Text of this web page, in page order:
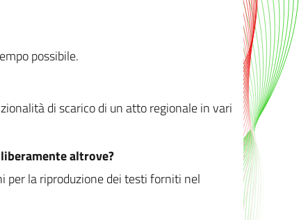
possibile.
di scarico di un atto regionale in vari
altrove?
per la riproduzione dei testi forniti nel